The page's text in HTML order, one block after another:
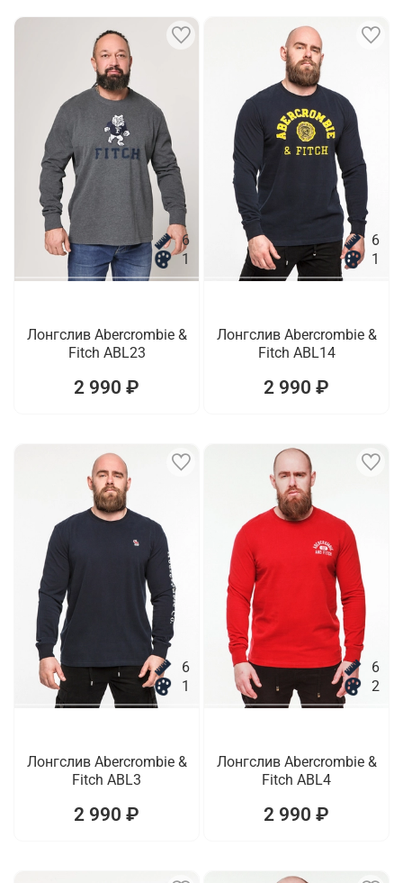
6
1
Лонгслив Abercrombie &
Fitch ABL23
2 990 ₽
6
1
Лонгслив Abercrombie &
Fitch ABL14
2 990 ₽
6
1
Лонгслив Abercrombie &
Fitch ABL3
2 990 ₽
6
2
Лонгслив Abercrombie &
Fitch ABL4
2 990 ₽